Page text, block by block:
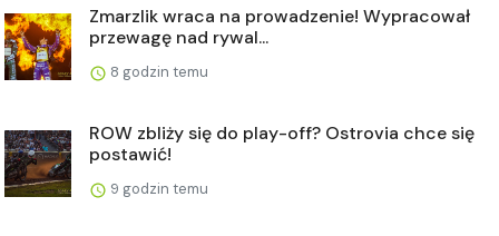
Zmarzlik wraca na prowadzenie! Wypracował
przewagę nad rywal...
8 godzin temu
ROW zbliży się do play-off? Ostrovia chce się
postawić!
9 godzin temu